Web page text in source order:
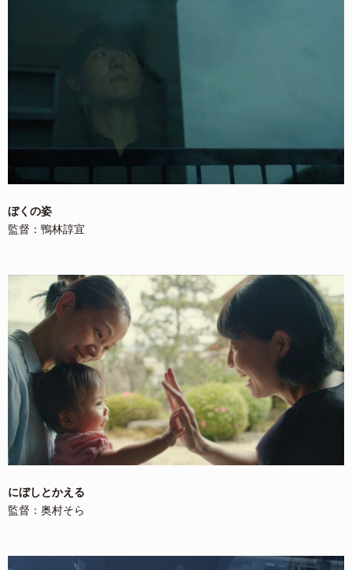
ぼくの姿
監督：鴨林諄宜
にぼしとかえる
監督：奥村そら